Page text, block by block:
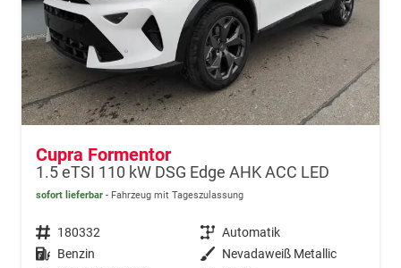
Cupra Formentor
1.5 eTSI 110 kW DSG Edge AHK ACC LED
sofort lieferbar Fahrzeug mit Tageszulassung
Fahrzeugnr. 180332 Getriebe Automatik
Kraftstoff Benzin Außenfarbe Nevadaweiß Metallic